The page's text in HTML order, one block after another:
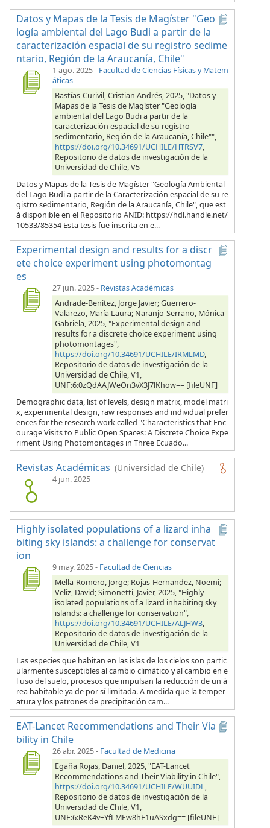
Datos y Mapas de la Tesis de Magíster "Geo
logía ambiental del Lago Budi a partir de la
caracterización espacial de su registro sedime
ntario, Región de la Araucanía, Chile"
1 ago. 2025- Facultad de Ciencias Físicas y Matem
áticas
Bastías-Curivil, Cristian Andrés, 2025, "Datos y
Mapas de la Tesis de Magíster "Geología
ambiental del Lago Budi a partir de la
caracterización espacial de su registro
sedimentario, Región de la Araucanía, Chile"",
https://doi.org/10.34691/UCHILE/HTRSV7,
Repositorio de datos de investigación de la
Universidad de Chile, V5
Datos y Mapas de la Tesis de Magíster "Geología Ambiental
del Lago Budi a partir de la Caracterización espacial de su re
gistro sedimentario, Región de la Araucanía, Chile", que est
á disponible en el Repositorio ANID: https://hdl.handle.net/
10533/85354 Esta tesis fue inscrita en e...
Experimental design and results for a discr
ete choice experiment using photomontag
es
27 jun. 2025- Revistas Académicas
Andrade-Benítez, Jorge Javier; Guerrero-
Valarezo, María Laura; Naranjo-Serrano, Mónica
Gabriela, 2025, "Experimental design and
results for a discrete choice experiment using
photomontages",
https://doi.org/10.34691/UCHILE/IRMLMD,
Repositorio de datos de investigación de la
Universidad de Chile, V1,
UNF:6:0zQdAAJWeOn3vX3J7lKhow== [fileUNF]
Demographic data, list of levels, design matrix, model matri
x, experimental design, raw responses and individual prefer
ences for the research work called "Characteristics that Enc
ourage Visits to Public Open Spaces: A Discrete Choice Expe
riment Using Photomontages in Three Ecuado...
Revistas Académicas (Universidad de Chile)
4 jun. 2025
Highly isolated populations of a lizard inha
biting sky islands: a challenge for conservat
ion
9 may. 2025- Facultad de Ciencias
Mella-Romero, Jorge; Rojas-Hernandez, Noemi;
Veliz, David; Simonetti, Javier, 2025, "Highly
isolated populations of a lizard inhabiting sky
islands: a challenge for conservation",
https://doi.org/10.34691/UCHILE/ALJHW3,
Repositorio de datos de investigación de la
Universidad de Chile, V1
Las especies que habitan en las islas de los cielos son partic
ularmente susceptibles al cambio climático y al cambio en e
l uso del suelo, procesos que impulsan la reducción de un á
rea habitable ya de por sí limitada. A medida que la temper
atura y los patrones de precipitación cam...
EAT-Lancet Recommendations and Their Via
bility in Chile
26 abr. 2025- Facultad de Medicina
Egaña Rojas, Daniel, 2025, "EAT-Lancet
Recommendations and Their Viability in Chile",
https://doi.org/10.34691/UCHILE/WUUIDL,
Repositorio de datos de investigación de la
Universidad de Chile, V1,
UNF:6:ReK4v+YfLMFw8hF1uASxdg== [fileUNF]